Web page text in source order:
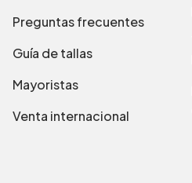
Preguntas frecuentes
Guía de tallas
Mayoristas
Venta internacional